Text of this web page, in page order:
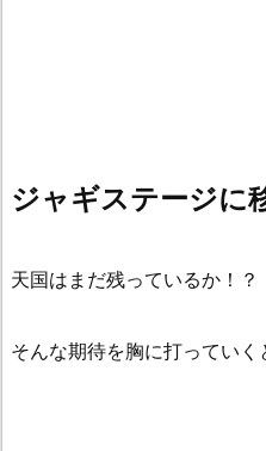
ジャギステージに
天国はまだ残っているか！？
そんな期待を胸に打っていく